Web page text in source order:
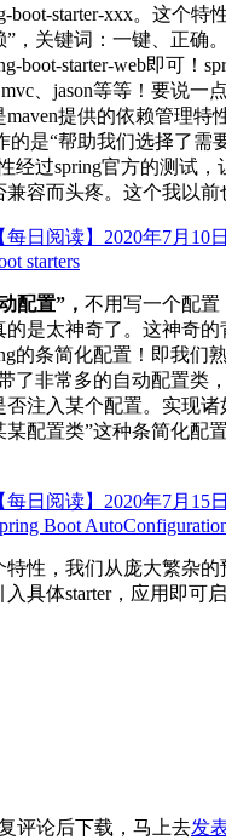
boot-starter-xxx。这个特
”，关键词：一键、正确
boot-starter-web即可！
、jason等等！要说一
提供的依赖管理特
的是“帮助我们选择了需
经过spring官方的测试
容而头疼。这个我以前
每日阅读】2020年7月10
starters
配置”， 不用写一个配置
的是太神奇了。这神奇
的条简化配置！即我们
了非常多的自动配置类
注入某个配置。实现诸
某配置类”这种条简化配
每日阅读】2020年7月15
Boot
特性，我们从庞大繁杂
具体starter，应用即可启
评论后下载，马上去发